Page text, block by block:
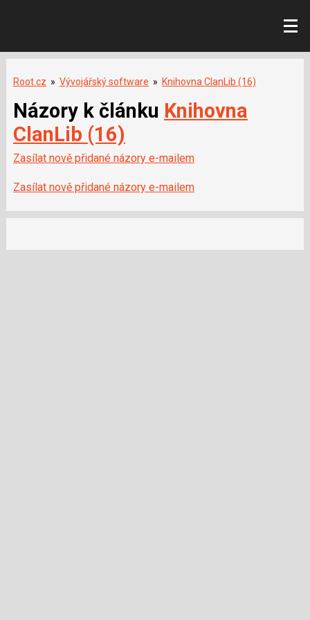
Root.cz » Vývojářský software » Knihovna ClanLib (16)
Názory k článku Knihovna
ClanLib (16)
Zasílat nově přidané názory e-mailem
Zasílat nově přidané názory e-mailem